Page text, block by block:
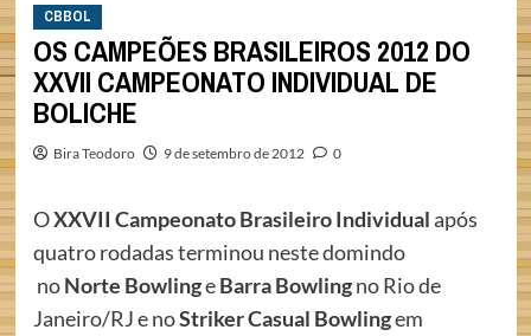
CBBOL
OS CAMPEÕES BRASILEIROS 2012 DO
XXVII CAMPEONATO INDIVIDUAL DE
BOLICHE
Bira Teodoro 9 de setembro de 2012 0
OXXVII Campeonato Brasileiro Individualapós
quatro rodadas terminou neste domindo
noNorte BowlingeBarra Bowlingno Rio de
Janeiro/RJ e noStriker Casual Bowlingem